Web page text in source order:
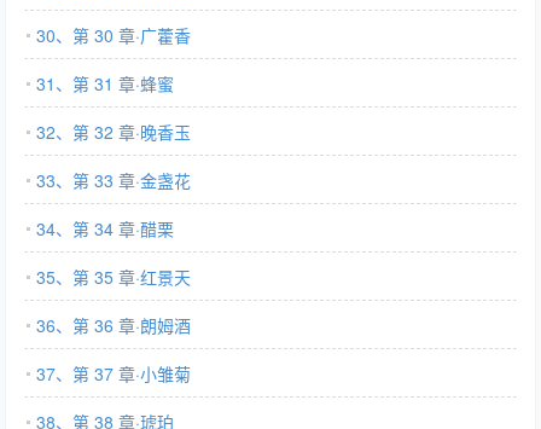
30、第 30 章·广藿香
31、第 31 章·蜂蜜
32、第 32 章·晚香玉
33、第 33 章·金盏花
34、第 34 章·醋栗
35、第 35 章·红景天
36、第 36 章·朗姆酒
37、第 37 章·小雏菊
38、第 38 章·琥珀